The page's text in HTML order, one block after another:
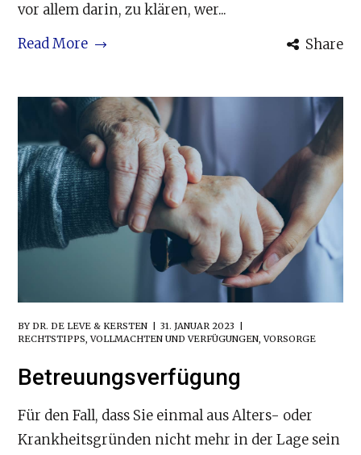
vor allem darin, zu klären, wer...
Read More
Share
BY DR. DE LEVE & KERSTEN
31. JANUAR 2023
RECHTSTIPPS,VOLLMACHTEN UND VERFÜGUNGEN,VORSORGE
Betreuungsverfügung
Für den Fall, dass Sie einmal aus Alters- oder
Krankheitsgründen nicht mehr in der Lage sein